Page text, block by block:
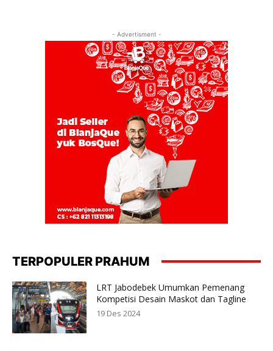
- Advertisment -
TERPOPULER PRAHUM
LRT Jabodebek Umumkan Pemenang
Kompetisi Desain Maskot dan Tagline
19 Des 2024